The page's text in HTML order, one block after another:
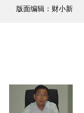
版面编辑：财小新